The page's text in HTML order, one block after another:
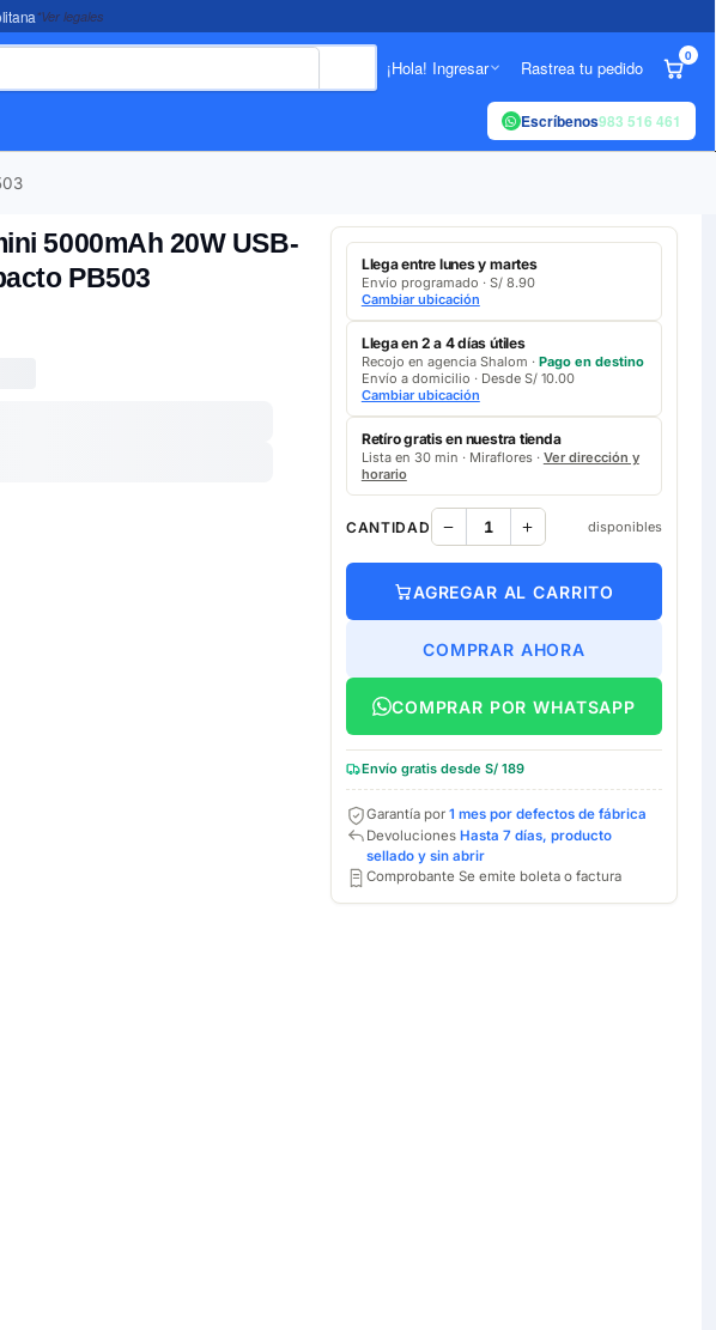
*Ver legales
¡Hola! Ingresar Rastrea tu pedido
0
Escríbenos983 516 461
5000mAh 20W USB-
PB503
Llega entre lunes y martes
Envío programado · S/ 8.90
Cambiar ubicación
Llega en 2 a 4 días útiles
Recojo en agencia Shalom · Pago en destino
Envío a domicilio · Desde S/ 10.00
Cambiar ubicación
Retíro gratis en nuestra tienda
Lista en 30 min · Miraflores · Ver dirección y
horario
CANTIDAD disponibles
AGREGAR AL CARRITO
COMPRAR AHORA
COMPRAR POR WHATSAPP
Envío gratis desde S/ 189
Garantía por 1 mes por defectos de fábrica
Devoluciones Hasta 7 días, producto
sellado y sin abrir
Comprobante Se emite boleta o factura